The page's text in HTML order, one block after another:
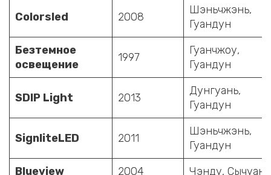
Colorsled 2008
Шэньчжэнь,
Гуандун
Безтемное
освещение
1997
Гуанчжоу,
Гуандун
SDIP Light 2013
Дунгуань,
Гуандун
SignliteLED 2011
Шэньчжэнь,
Гуандун
Blueview
2004 Чэнду, Сычуань